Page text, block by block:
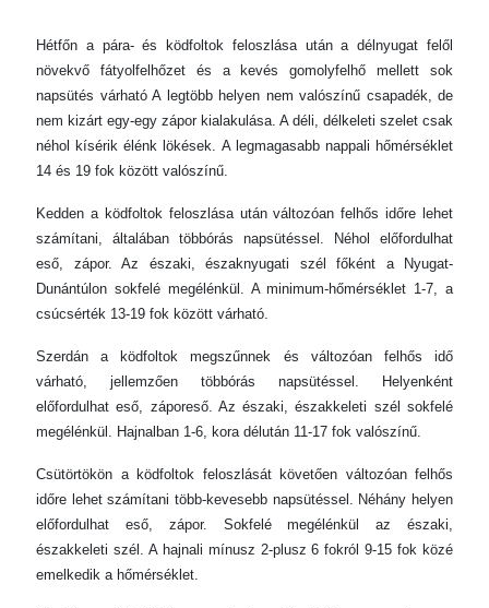
Hétfőn a pára- és ködfoltok feloszlása után a délnyugat felől
növekvő fátyolfelhőzet és a kevés gomolyfelhő mellett sok
napsütés várható A legtöbb helyen nem valószínű csapadék, de
nem kizárt egy-egy zápor kialakulása. A déli, délkeleti szelet csak
néhol kísérik élénk lökések. A legmagasabb nappali hőmérséklet
14 és 19 fok között valószínű.
Kedden a ködfoltok feloszlása után változóan felhős időre lehet
számítani, általában többórás napsütéssel. Néhol előfordulhat
eső, zápor. Az északi, északnyugati szél főként a Nyugat-
Dunántúlon sokfelé megélénkül. A minimum-hőmérséklet 1-7, a
csúcsérték 13-19 fok között várható.
Szerdán a ködfoltok megszűnnek és változóan felhős idő
várható, jellemzően többórás napsütéssel. Helyenként
előfordulhat eső, záporeső. Az északi, északkeleti szél sokfelé
megélénkül. Hajnalban 1-6, kora délután 11-17 fok valószínű.
Csütörtökön a ködfoltok feloszlását követően változóan felhős
időre lehet számítani több-kevesebb napsütéssel. Néhány helyen
előfordulhat eső, zápor. Sokfelé megélénkül az északi,
északkeleti szél. A hajnali mínusz 2-plusz 6 fokról 9-15 fok közé
emelkedik a hőmérséklet.